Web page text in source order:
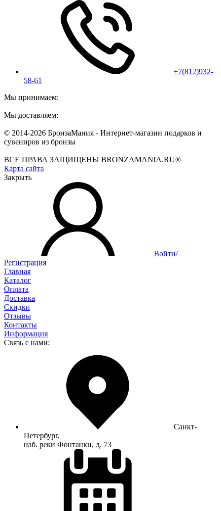
+7(812)932-
58-61
Мы принимаем:
Мы доставляем:
© 2014-2026 БронзаМания - Интернет-магазин подарков и
сувениров из бронзы
ВСЕ ПРАВА ЗАЩИЩЕНЫ BRONZAMANIA.RU®
Карта сайта
Закрыть
Войти/
Регистрация
Главная
Каталог
Оплата
Доставка
Скидки
Отзывы
Контакты
Информация
Связь с нами:
Санкт-
Петербург,
наб. реки Фонтанки, д. 73